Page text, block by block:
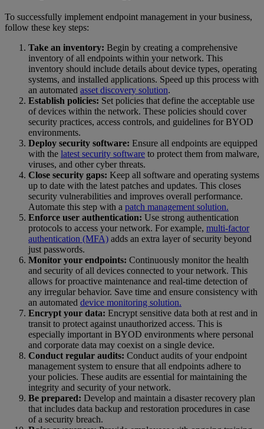
To successfully implement endpoint management in your business,
follow these key steps:
Take an inventory: Begin by creating a comprehensive
inventory of all endpoints within your network. This
inventory should include details about device types, operating
systems, and installed applications. Speed up this process with
an automated asset discovery solution.
Establish policies: Set policies that define the acceptable use
of devices within the network. These policies should cover
security practices, access controls, and guidelines for BYOD
environments.
Deploy security software: Ensure all endpoints are equipped
with the latest security software to protect them from malware,
viruses, and other cyber threats.
Close security gaps: Keep all software and operating systems
up to date with the latest patches and updates. This closes
security vulnerabilities and improves overall performance.
Automate this step with a patch management solution.
Enforce user authentication: Use strong authentication
protocols to access your network. For example, multi-factor
authentication (MFA) adds an extra layer of security beyond
just passwords.
Monitor your endpoints: Continuously monitor the health
and security of all devices connected to your network. This
allows for proactive maintenance and real-time detection of
any irregular behavior. Save time and ensure consistency with
an automated device monitoring solution.
Encrypt your data: Encrypt sensitive data both at rest and in
transit to protect against unauthorized access. This is
especially important in BYOD environments where personal
and corporate data may coexist on a single device.
Conduct regular audits: Conduct audits of your endpoint
management system to ensure that all endpoints adhere to
your policies. These audits are essential for maintaining the
integrity and security of your network.
Be prepared: Develop and maintain a disaster recovery plan
that includes data backup and restoration procedures in case
of a security breach.